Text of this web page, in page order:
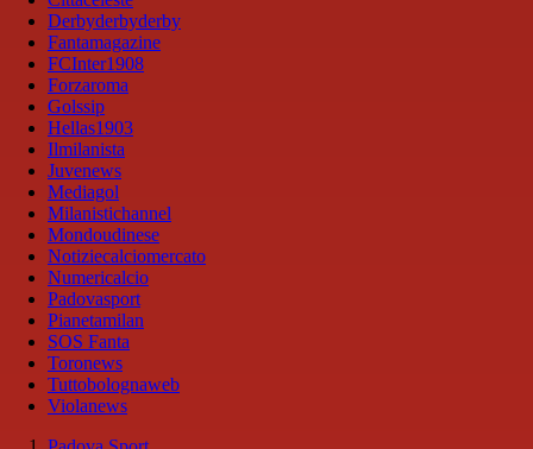
Derbyderbyderby
Fantamagazine
FCInter1908
Forzaroma
Golssip
Hellas1903
Ilmilanista
Juvenews
Mediagol
Milanistichannel
Mondoudinese
Notiziecalciomercato
Numericalcio
Padovasport
Pianetamilan
SOS Fanta
Toronews
Tuttobolognaweb
Violanews